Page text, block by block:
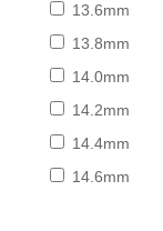
13.6mm
13.8mm
14.0mm
14.2mm
14.4mm
14.6mm